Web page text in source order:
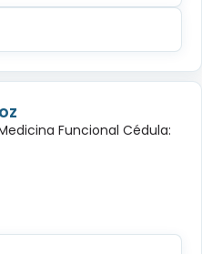
Funcional Cédula: